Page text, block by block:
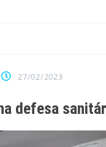
27/02/2023
defesa